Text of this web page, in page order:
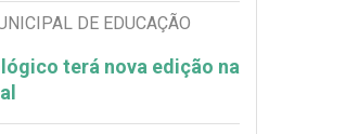
DE EDUCAÇÃO
terá nova edição na